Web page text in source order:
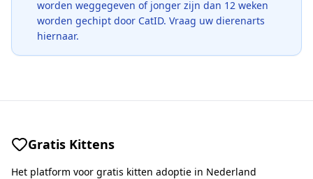
worden weggegeven of jonger zijn dan 12 weken
worden gechipt door CatID. Vraag uw dierenarts
hiernaar.
Gratis Kittens
Het platform voor gratis kitten adoptie in Nederland